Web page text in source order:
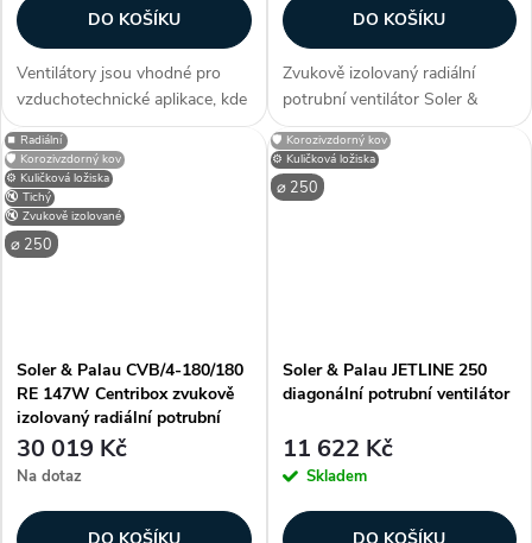
DO KOŠÍKU
Ventilátory jsou vhodné pro
vzduchotechnické aplikace, kde
se s výhodou uplatní nízká
hlučnost ventilátoru. Výhodou
je velmi nízká stavební výška
skříně ventilátoru. Zákazníci...
DO KOŠÍKU
Zvukově izolovaný radiální
potrubní ventilátor Soler &
Palau CVB-180/180 NT 72W
Centribox s připojením na
kruhové potrubí o průměru 250
mm. Vhodný...
⚙️ Kuličková ložiska
🔇 Tichý
⌀ 250
⏹️ Radiální
🔇 Zvukově izolované
🛡️ Korozivzdorný kov
Soler & Palau CVB/4-180/180
RE 147W Centribox zvukově
izolovaný radiální potrubní
ventilátor
30 019 Kč
Na dotaz
DO KOŠÍKU
⚙️ Kuličková ložiska
⌀ 250
🛡️ Korozivzdorný kov
Soler & Palau JETLINE 250
diagonální potrubní ventilátor
11 622 Kč
Skladem
DO KOŠÍKU